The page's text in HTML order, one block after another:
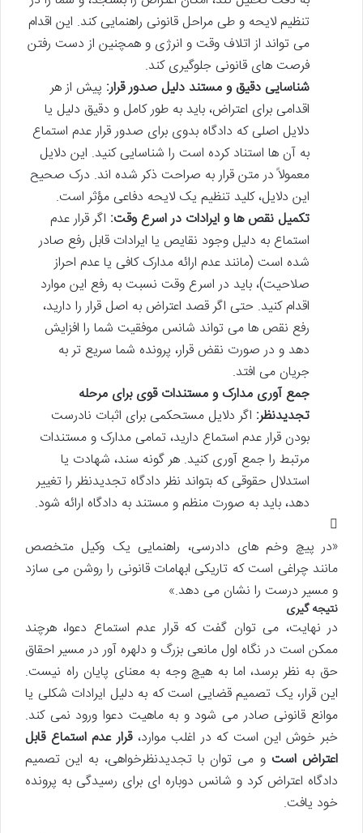
تنظیم لایحه و طی مراحل قانونی راهنمایی کند. این اقدام
می تواند از اتلاف وقت و انرژی و همچنین از دست رفتن
فرصت های قانونی جلوگیری کند.
شناسایی دقیق و مستند دلیل صدور قرار: پیش از هر
اقدامی برای اعتراض، باید به طور کامل و دقیق دلیل یا
دلایل اصلی که دادگاه بدوی برای صدور قرار عدم استماع
به آن ها استناد کرده است را شناسایی کنید. این دلایل
معمولاً در متن قرار به صراحت ذکر شده اند. درک صحیح
این دلایل، کلید تنظیم یک لایحه دفاعی مؤثر است.
تکمیل نقص ها و ایرادات در اسرع وقت: اگر قرار عدم
استماع به دلیل وجود نقایص یا ایرادات قابل رفع صادر
شده است (مانند عدم ارائه مدارک کافی یا عدم احراز
صلاحیت)، باید در اسرع وقت نسبت به رفع این موارد
اقدام کنید. حتی اگر قصد اعتراض به اصل قرار را دارید،
رفع نقص ها می تواند شانس موفقیت شما را افزایش
دهد و در صورت نقض قرار، پرونده شما سریع تر به
جریان می افتد.
جمع آوری مدارک و مستندات قوی برای مرحله
تجدیدنظر: اگر دلایل مستحکمی برای اثبات نادرست
بودن قرار عدم استماع دارید، تمامی مدارک و مستندات
مرتبط را جمع آوری کنید. هر گونه سند، شهادت یا
استدلال حقوقی که بتواند نظر دادگاه تجدیدنظر را تغییر
دهد، باید به صورت منظم و مستند به دادگاه ارائه شود.
«در پیچ وخم های دادرسی، راهنمایی یک وکیل متخصص
مانند چراغی است که تاریکی ابهامات قانونی را روشن می سازد
و مسیر درست را نشان می دهد.»
نتیجه گیری
در نهایت، می توان گفت که قرار عدم استماع دعوا، هرچند
ممکن است در نگاه اول مانعی بزرگ و دلهره آور در مسیر احقاق
حق به نظر برسد، اما به هیچ وجه به معنای پایان راه نیست.
این قرار، یک تصمیم قضایی است که به دلیل ایرادات شکلی یا
موانع قانونی صادر می شود و به ماهیت دعوا ورود نمی کند.
خبر خوش این است که در اغلب موارد،قرار عدم استماع قابل
اعتراض است و می توان با تجدیدنظرخواهی، به این تصمیم
دادگاه اعتراض کرد و شانس دوباره ای برای رسیدگی به پرونده
خود یافت.